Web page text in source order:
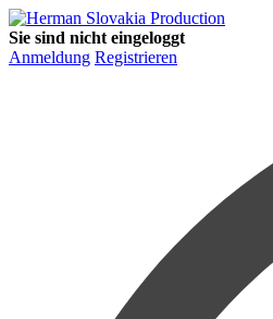
Sie sind nicht eingeloggt
Anmeldung Registrieren